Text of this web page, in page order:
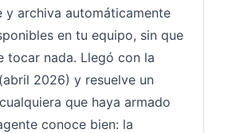
y archiva automáticamente
en tu equipo, sin que
tocar nada. Llegó con la
2026) y resuelve un
que haya armado
conoce bien: la